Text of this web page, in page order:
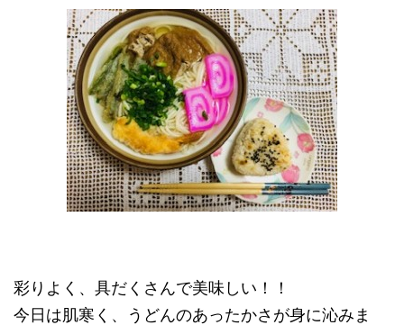
彩りよく、具だくさんで美味しい！！
今日は肌寒く、うどんのあったかさが身に沁みま